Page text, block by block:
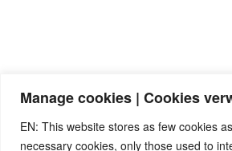
Manage cookies | Cookies
EN: This website stores as few cookies
necessary cookies, only those used to